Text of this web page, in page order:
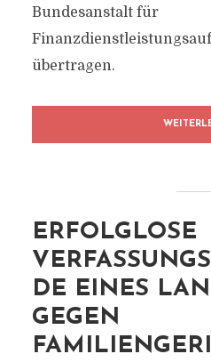
Bundesanstalt für
übertragen.
ERFOLGLOSE
DE EINES
GEGEN